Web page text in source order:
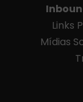
Links
Mídias